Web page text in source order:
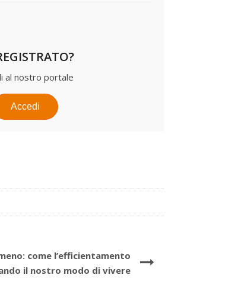
al nostro portale
Accedi
come l’efficientamento
il nostro modo di vivere